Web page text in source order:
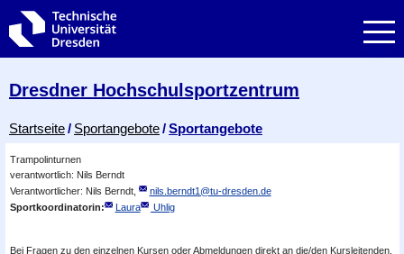
Dresdner Hochschul­sportzentrum
Breadcrumb-Menü
Startseite Sportangebote Sportangebote
Trampolinturnen
verantwortlich: Nils Berndt
Verantwortlicher: Nils Berndt,
nils.berndt1@tu-dresden.de
Sportkoordinatorin:
Laura Uhlig
Bei Fragen zu den einzelnen Kursen oder Abmeldungen direkt an die/den Kursleitenden.